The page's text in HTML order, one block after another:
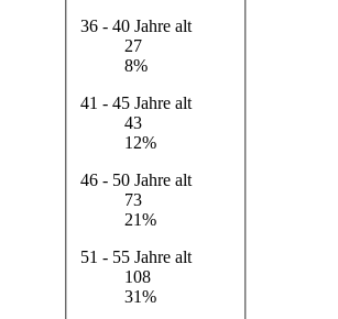
36 - 40 Jahre alt
27
8%
41 - 45 Jahre alt
43
12%
46 - 50 Jahre alt
73
21%
51 - 55 Jahre alt
108
31%